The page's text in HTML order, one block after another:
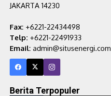
JAKARTA 14230
Fax: +6221-22434498
Telp: +6221-22491933
Email: admin@situsenergi.com
Berita Terpopuler